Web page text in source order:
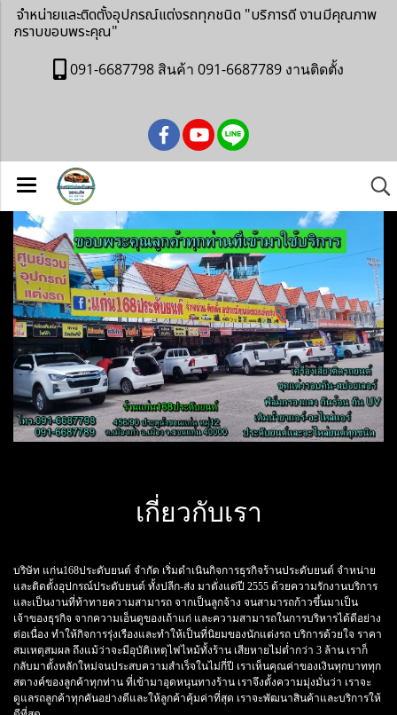
จำหน่ายและติดตั้งอุปกรณ์แต่งรถทุกชนิด "บริการดี งานมีคุณภาพ
กราบขอบพระคุณ"
091-6687798 สินค้า 091-6687789 งานติดตั้ง
เกี่ยวกับเรา
บริษัท แก่น168ประดับยนต์ จำกัด เริ่มดำเนินกิจการธุรกิจร้านประดับยนต์ จำหน่าย
และติดตั้งอุปกรณ์ประดับยนต์ ทั้งปลีก-ส่ง มาตั่งแต่ปี 2555 ด้วยความรักงานบริการ
และเป็นงานที่ท้าทายความสามารถ จากเป็นลูกจ้าง จนสามารถก้าวขึ้นมาเป็น
เจ้าของธุรกิจ จากความเอ็นดูของเถ้าแก่ และความสามารถในการบริหารได้ดีอย่าง
ต่อเนื่อง ทำให้กิจการรุ่งเรืองและทำให้เป็นที่นิยมของนักแต่งรถ บริการด้วยใจ ราคา
สมเหตุสมผล ถึงแม้ว่าจะมีอุบัติเหตุไฟไหม้ทั้งร้าน เสียหายไม่ต่ำกว่า 3 ล้าน เราก็
กลับมาตั้งหลักใหม่จนประสบความสำเร็จในไม่กี่ปี เราเห็นคุณค่าของเงินทุกบาททุก
สตางค์ของลูกค้าทุกท่าน ที่เข้ามาอุดหนุนทางร้าน เราจึงตั้งความมุ่งมั่นว่า เราจะ
ดูแลรถลูกค้าทุกคันอย่างดีและให้ลูกค้าคุ้มค่าที่สุด เราจะพัฒนาสินค้าและบริการให้